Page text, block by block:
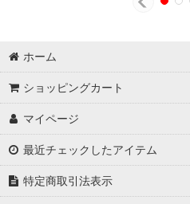
ホーム
ショッピングカート
マイページ
最近チェックしたアイテム
特定商取引法表示